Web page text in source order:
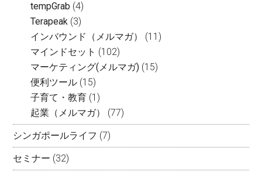
tempGrab (4)
Terapeak (3)
インバウンド（メルマガ）
(11)
マインドセット (102)
マーケティング(メルマガ) (15)
便利ツール (15)
子育て・教育 (1)
起業（メルマガ）
(77)
シンガポールライフ (7)
セミナー (32)